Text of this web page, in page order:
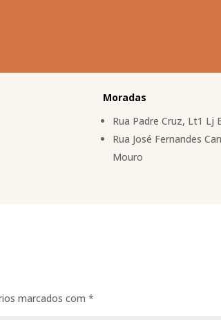
Moradas
Rua Padre Cruz, Lt1 Lj
Rua José Fernandes
Mouro
marcados com*